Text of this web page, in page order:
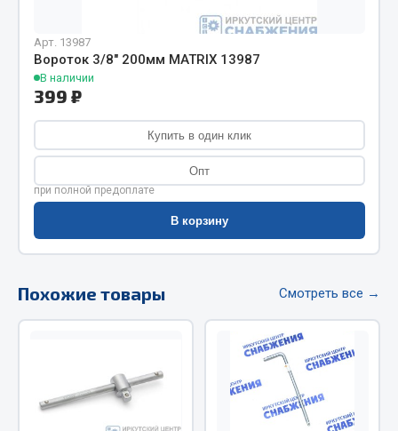
Фитинги
Штуцеры
Автомобильный инструмент
Измерительный инструмент
Режущий инструмент
Показать ещё
Арт. 13987
Вороток 3/8" 200мм MATRIX 13987
В наличии
399 ₽
Купить в один клик
Опт
при полной предоплате
В корзину
Похожие товары Смотреть все →